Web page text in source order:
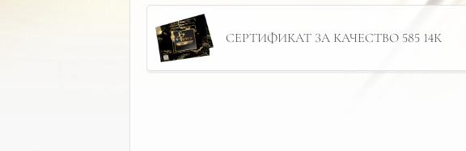
СЕРТИФИКАТ ЗА КАЧЕСТВО 585 14К